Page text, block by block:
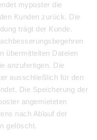
myposter die
Kunden zurück. Die
trägt der Kunde.
übermittelten Dateien
anzufertigen. Die
ausschließlich für den
Die Speicherung der
angemieteten
nach Ablauf der
gelöscht.